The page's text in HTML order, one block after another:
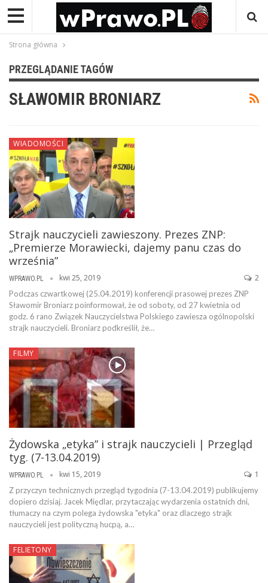
Strona główna
PRZEGLĄDANIE TAGÓW
SŁAWOMIR BRONIARZ
WIADOMOŚCI
Strajk nauczycieli zawieszony. Prezes ZNP:
„Premierze Morawiecki, dajemy panu czas do
września”
WPRAWO.PL kwi 25, 2019 2
Podczas czwartkowej (25.04.2019) konferencji prasowej prezes ZNP
Sławomir Broniarz poinformował, że od soboty, od 27 kwietnia od
godz. 6 rano Związek Nauczycielstwa Polskiego zawiesza ogólnopolski
strajk nauczycieli. Broniarz podkreślił, że…
FILMY
Żydowska „etyka” i strajk nauczycieli | Przegląd
tyg. (7-13.04.2019)
WPRAWO.PL kwi 15, 2019 1
Z przyczyn technicznych przegląd tygodnia (7-13.04.2019) publikujemy
dopiero dzisiaj. Jacek Międlar, przytaczając wydarzenia ostatnich dni,
tłumaczy na czym polega żydowska "etyka" oraz dlaczego strajk
nauczycieli jest polityczną hucpą, a…
FELIETONY